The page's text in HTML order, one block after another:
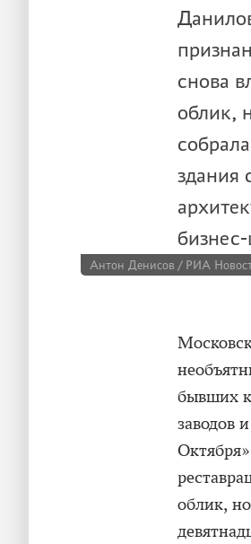
снова
облик,
здания
Антон Денисов / РИА
бывших
заводов
облик,